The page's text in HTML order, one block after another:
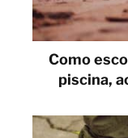
Como
piscina,